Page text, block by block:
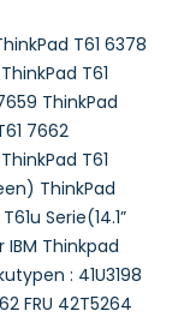
T61 6378
T61
ThinkPad
7662
T61
ThinkPad
Serie(14.1”
Thinkpad
: 41U3198
FRU 42T5264